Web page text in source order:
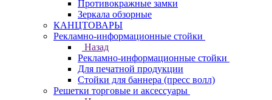
Противокражные замки
Зеркала обзорные
КАНЦТОВАРЫ
Рекламно-информационные стойки
Назад
Рекламно-информационные стойки
Для печатной продукции
Стойки для баннера (пресс волл)
Решетки торговые и аксессуары